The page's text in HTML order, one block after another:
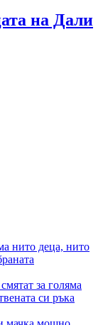
на Дали
нито деца, нито
за голяма
си ръка